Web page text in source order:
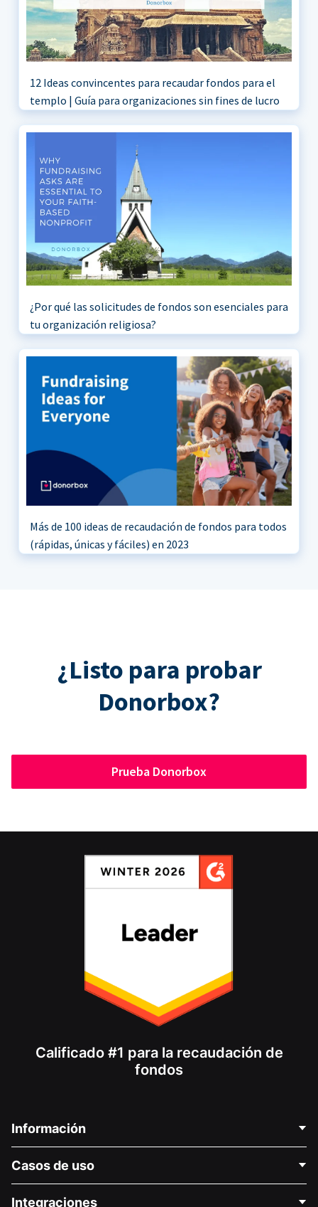
12 Ideas convincentes para recaudar fondos para el
templo | Guía para organizaciones sin fines de lucro
¿Por qué las solicitudes de fondos son esenciales para
tu organización religiosa?
Más de 100 ideas de recaudación de fondos para todos
(rápidas, únicas y fáciles) en 2023
¿Listo para probar
Donorbox?
Prueba Donorbox
Calificado #1 para la recaudación de
fondos
Información
Acerca de nosotros
Casos de uso
Integraciones